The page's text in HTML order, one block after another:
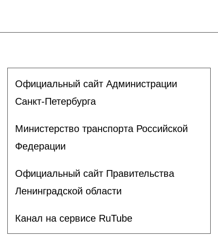
Официальный сайт Администрации
Санкт-Петербурга
Министерство транспорта Российской
Федерации
Официальный сайт Правительства
Ленинградской области
Канал на сервисе RuTube